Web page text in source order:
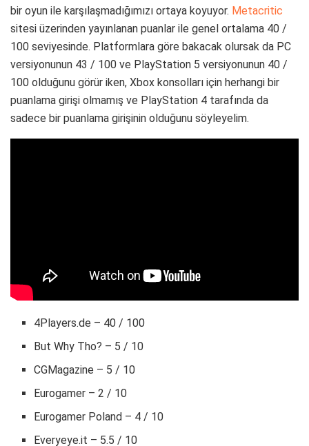
bir oyun ile karşılaşmadığımızı ortaya koyuyor. Metacritic
sitesi üzerinden yayınlanan puanlar ile genel ortalama 40 /
100 seviyesinde. Platformlara göre bakacak olursak da PC
versiyonunun 43 / 100 ve PlayStation 5 versiyonunun 40 /
100 olduğunu görür iken, Xbox konsolları için herhangi bir
puanlama girişi olmamış ve PlayStation 4 tarafında da
sadece bir puanlama girişinin olduğunu söyleyelim.
4Players.de – 40 / 100
But Why Tho? – 5 / 10
CGMagazine – 5 / 10
Eurogamer – 2 / 10
Eurogamer Poland – 4 / 10
Everyeye.it – 5.5 / 10